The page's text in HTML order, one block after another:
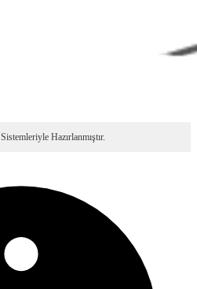
Sistemleriyle Hazırlanmıştır.